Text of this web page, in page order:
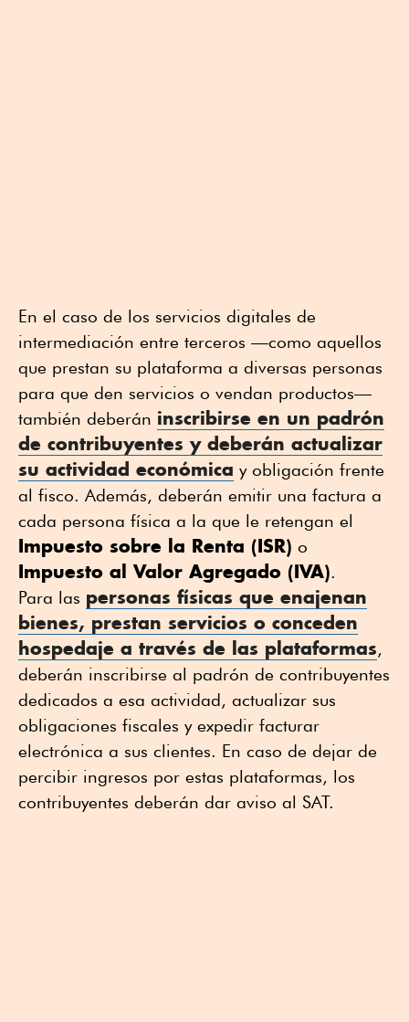
En el caso de los servicios digitales de
intermediación entre terceros —como aquellos
que prestan su plataforma a diversas personas
para que den servicios o vendan productos—
también deberán inscribirse en un padrón
de contribuyentes y deberán actualizar
su actividad económica y obligación frente
al fisco. Además, deberán emitir una factura a
cada persona física a la que le retengan el
Impuesto sobre la Renta (ISR) o
Impuesto al Valor Agregado (IVA).
Para las personas físicas que enajenan
bienes, prestan servicios o conceden
hospedaje a través de las plataformas,
deberán inscribirse al padrón de contribuyentes
dedicados a esa actividad, actualizar sus
obligaciones fiscales y expedir facturar
electrónica a sus clientes. En caso de dejar de
percibir ingresos por estas plataformas, los
contribuyentes deberán dar aviso al SAT.